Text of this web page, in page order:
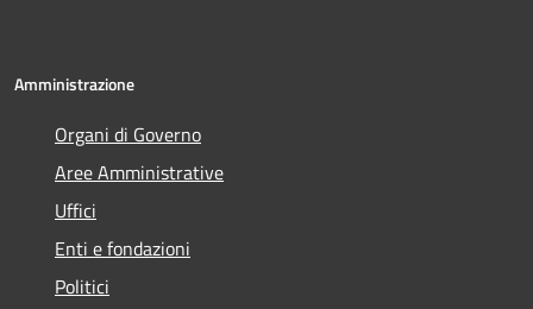
Amministrazione
Organi di Governo
Aree Amministrative
Uffici
Enti e fondazioni
Politici